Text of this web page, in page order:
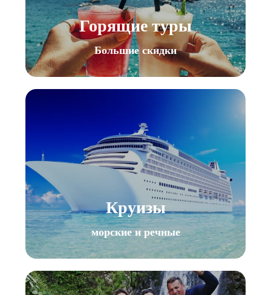
Горящие туры
Большие скидки
Круизы
морские и речные